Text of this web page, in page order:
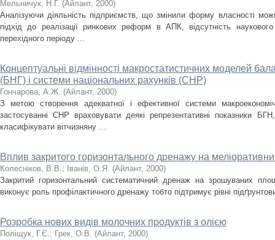
Мельничук, Н.Г. (Айлант, 2000)
Аналізуючи діяльність підприємств, що змінили форму власності
підхід до реалізації ринкових реформ в АПК, відсутність
перехідного періоду ...
Концептуальні відмінності макростатистичних моделей
(БНГ) і системи національних рахунків (СНР)
Гончарова, А.Ж. (Айлант, 2000)
З метою створення адекватної і ефективної системи
застосуванні СНР враховувати деякі репрезентативні показники
класифікувати вітчизняну ...
Вплив закритого горизонтального дренажу на
Колесніков, В.В.; Іванів, О.Я. (Айлант, 2000)
Закритий горизонтальний систематичний дренаж на зрошуваних
виконує роль профілактичного дренажу тобто підтримує рівні
Розробка нових видів молочних продуктів з олією
Поліщук, Г.Є.; Грек, О.В. (Айлант, 2000)